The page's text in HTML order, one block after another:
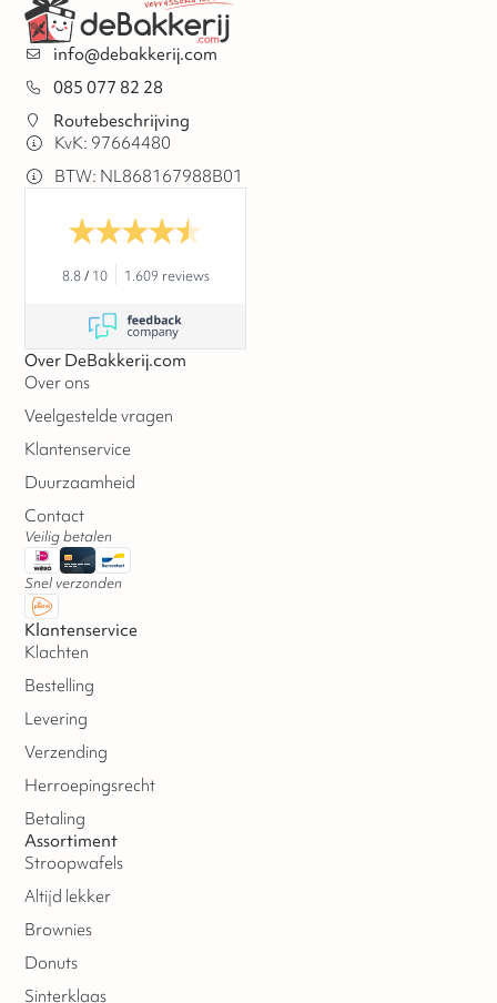
info@debakkerij.com
085 077 82 28
Routebeschrijving
KvK: 97664480
BTW: NL868167988B01
8.8/ 10 1.609 reviews
Over DeBakkerij.com
Over ons
Veelgestelde vragen
Klantenservice
Duurzaamheid
Contact
Veilig betalen
Snel verzonden
Klantenservice
Klachten
Bestelling
Levering
Verzending
Herroepingsrecht
Betaling
Assortiment
Stroopwafels
Altijd lekker
Brownies
Donuts
Sinterklaas